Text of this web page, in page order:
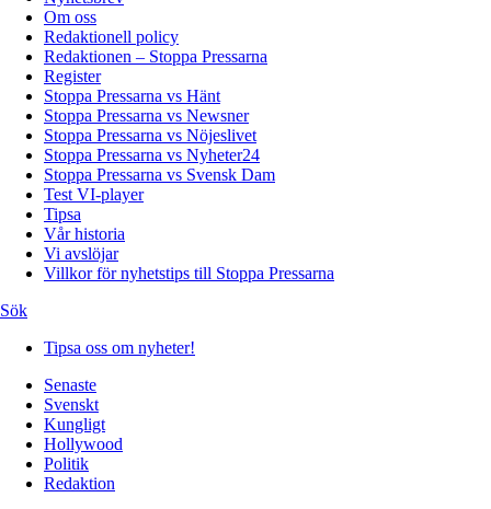
Om oss
Redaktionell policy
Redaktionen – Stoppa Pressarna
Register
Stoppa Pressarna vs Hänt
Stoppa Pressarna vs Newsner
Stoppa Pressarna vs Nöjeslivet
Stoppa Pressarna vs Nyheter24
Stoppa Pressarna vs Svensk Dam
Test VI-player
Tipsa
Vår historia
Vi avslöjar
Villkor för nyhetstips till Stoppa Pressarna
Sök
Tipsa oss om nyheter!
Senaste
Svenskt
Kungligt
Hollywood
Politik
Redaktion